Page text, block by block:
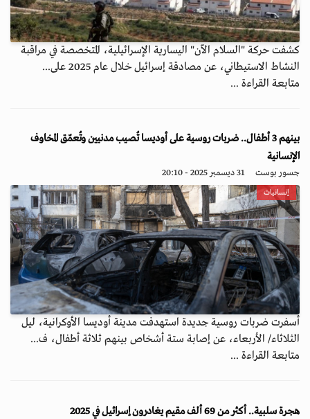
كشفت حركة "السلام الآن" اليسارية الإسرائيلية، المتخصصة في مراقبة
النشاط الاستيطاني، عن مصادقة إسرائيل خلال عام 2025 على...
متابعة القراءة ...
بينهم 3 أطفال.. ضربات روسية على أوديسا تُصيب مدنيين وتُعمّق المخاوف
الإنسانية
جسور بوست 31 ديسمبر 2025 - 20:10
إنسانيات
أسفرت ضربات روسية جديدة استهدفت مدينة أوديسا الأوكرانية، ليل
الثلاثاء/ الأربعاء، عن إصابة ستة أشخاص بينهم ثلاثة أطفال، ف...
متابعة القراءة ...
هجرة سلبية.. أكثر من 69 ألف مقيم يغادرون إسرائيل في 2025